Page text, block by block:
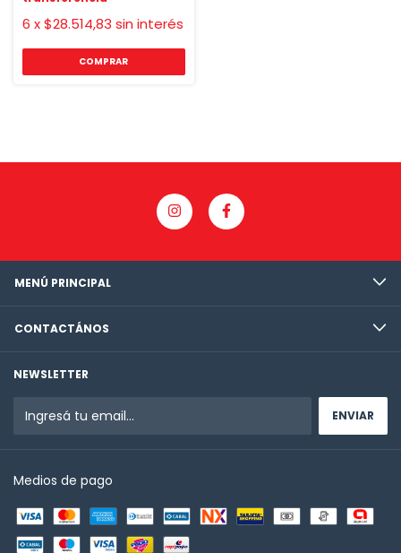
6 x$28.514,83 sin interés
MENÚ PRINCIPAL
CONTACTÁNOS
NEWSLETTER
Medios de pago